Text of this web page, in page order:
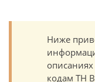
Ниже
кодам ТН